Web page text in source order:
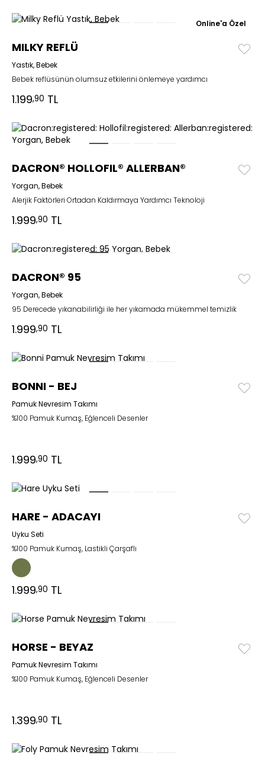
Online'a Özel
MILKY REFLÜ
Yastık, Bebek
Bebek reflüsünün olumsuz etkilerini önlemeye yardımcı
1.199,90 TL
DACRON® HOLLOFIL® ALLERBAN®
Yorgan, Bebek
Alerjik Faktörleri Ortadan Kaldırmaya Yardımcı Teknoloji
1.999,90 TL
DACRON® 95
Yorgan, Bebek
95 Derecede yıkanabilirliği ile her yıkamada mükemmel temizlik
1.999,90 TL
BONNI - BEJ
Pamuk Nevresim Takımı
%100 Pamuk Kumaş, Eğlenceli Desenler
1.999,90 TL
HARE - ADACAYI
Uyku Seti
%100 Pamuk Kumaş, Lastikli Çarşaflı
1.999,90 TL
HORSE - BEYAZ
Pamuk Nevresim Takımı
%100 Pamuk Kumaş, Eğlenceli Desenler
1.399,90 TL